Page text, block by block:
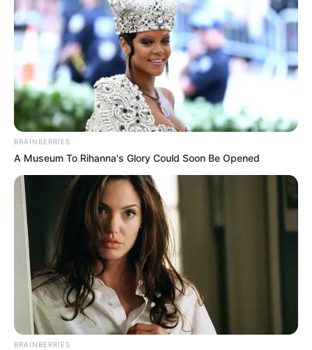
19:28 / 05 Avqust 2026 DÜNYA
TƏCİLİ! Qardaş ölkə kritik sistemi Bakıya
təhvil verdi -Tarixdə İLK
108 0 0
19:14 / 05 Avqust 2026
ABŞ və İran arasındakritik 48 saat
BRAINBERRIES
A Museum To Rihanna's Glory Could Soon Be Opened
BRAINBERRIES